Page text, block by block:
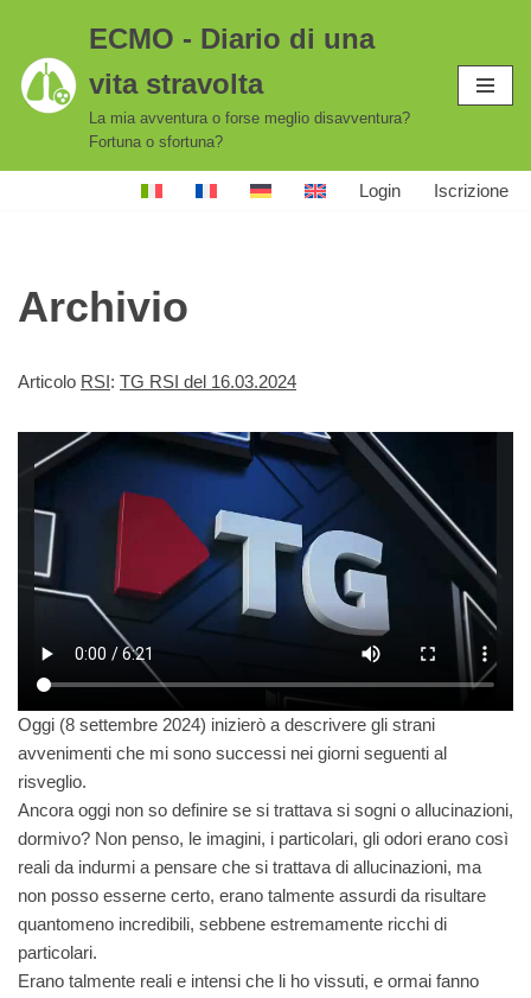
Vai
al
contenuto
ECMO - Diario di una
vita stravolta
La mia avventura o forse meglio disavventura?
Fortuna o sfortuna?
Login Iscrizione
Archivio
Articolo RSI: TG RSI del 16.03.2024
Oggi (8 settembre 2024) inizierò a descrivere gli strani
avvenimenti che mi sono successi nei giorni seguenti al
risveglio.
Ancora oggi non so definire se si trattava si sogni o allucinazioni,
dormivo? Non penso, le imagini, i particolari, gli odori erano così
reali da indurmi a pensare che si trattava di allucinazioni, ma
non posso esserne certo, erano talmente assurdi da risultare
quantomeno incredibili, sebbene estremamente ricchi di
particolari.
Erano talmente reali e intensi che li ho vissuti, e ormai fanno